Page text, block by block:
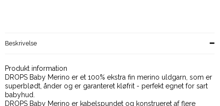
Beskrivelse
Produkt information
DROPS Baby Merino er et 100% ekstra fin merino uldgarn, som er
superblødt, ånder og er garanteret kløfrit - perfekt egnet for sart
babyhud.
DROPS Baby Merino er kabelspundet og konstrueret af flere